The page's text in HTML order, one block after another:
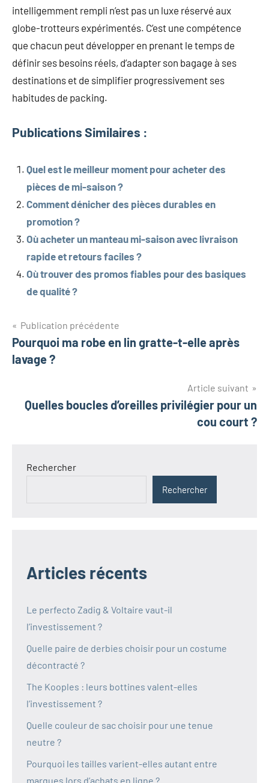
intelligemment rempli n’est pas un luxe réservé aux
globe-trotteurs expérimentés. C’est une compétence
que chacun peut développer en prenant le temps de
définir ses besoins réels, d’adapter son bagage à ses
destinations et de simplifier progressivement ses
habitudes de packing.
Publications Similaires :
Quel est le meilleur moment pour acheter des
pièces de mi-saison ?
Comment dénicher des pièces durables en
promotion ?
Où acheter un manteau mi-saison avec livraison
rapide et retours faciles ?
Où trouver des promos fiables pour des basiques
de qualité ?
Navigation
de
Publication précédente
Pourquoi ma robe en lin gratte-t-elle après
lavage ?
Article suivant
Quelles boucles d’oreilles privilégier pour un
cou court ?
Rechercher
Rechercher
Articles récents
Le perfecto Zadig & Voltaire vaut-il
l’investissement ?
Quelle paire de derbies choisir pour un costume
décontracté ?
The Kooples : leurs bottines valent-elles
l’investissement ?
Quelle couleur de sac choisir pour une tenue
neutre ?
Pourquoi les tailles varient-elles autant entre
marques lors d’achats en ligne ?